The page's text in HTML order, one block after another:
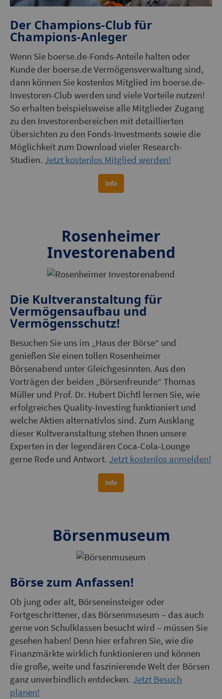
Der Champions-Club für
Champions-Anleger
Wenn Sie boerse.de-Fonds-Anteile halten oder
Kunde der boerse.de Vermögensverwaltung sind,
dann können Sie kostenlos Mitglied im boerse.de-
Investoren-Club werden und viele Vorteile nutzen!
So erhalten beispielsweise alle Mitglieder Zugang
zu den Investorenbereichen mit detaillierten
Übersichten zu den Fonds-Investments sowie die
Möglichkeit zum Download vieler Research-
Studien. Jetzt kostenlos Mitglied werden!
Rosenheimer
Investorenabend
Die Kultveranstaltung für
Vermögensaufbau und
Vermögensschutz!
Besuchen Sie uns im „Haus der Börse“ und
genießen Sie einen tollen Rosenheimer
Börsenabend unter Gleichgesinnten. Aus den
Vorträgen der beiden „Börsenfreunde“ Thomas
Müller und Prof. Dr. Hubert Dichtl lernen Sie, wie
erfolgreiches Quality-Investing funktioniert und
welche Aktien alternativlos sind. Zum Ausklang
dieser Kultveranstaltung stehen Ihnen unsere
Experten in der legendären Coca-Cola-Lounge
gerne Rede und Antwort. Jetzt kostenlos anmelden!
Börsenmuseum
Börse zum Anfassen!
Ob jung oder alt, Börseneinsteiger oder
Fortgeschrittener, das Börsenmuseum – das auch
gerne von Schulklassen besucht wird – müssen Sie
gesehen haben! Denn hier erfahren Sie, wie die
Finanzmärkte wirklich funktionieren und können
die große, weite und faszinierende Welt der Börsen
ganz unverbindlich entdecken. Jetzt Besuch
planen!